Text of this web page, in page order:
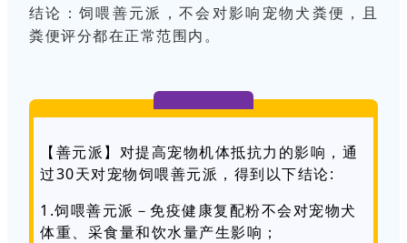
结论： 饲喂善元派，不会对影响宠物犬粪便，且
粪便评分都在正常范围内。
【善元派】对提高宠物机体抵抗力的影响，通
过30天对宠物饲喂善元派，得到以下结论:
1.饲喂善元派－免疫健康复配粉不会对宠物犬
体重、采食量和饮水量产生影响；